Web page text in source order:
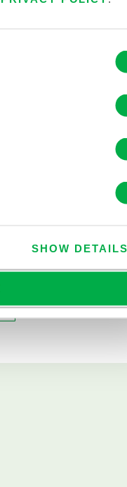
SHOW